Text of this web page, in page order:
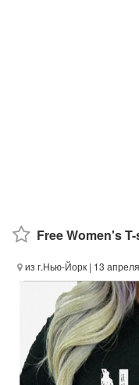
Free Women's
из г.Нью-Йорк | 13